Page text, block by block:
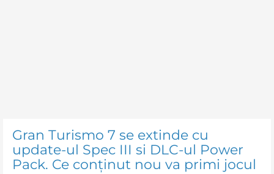
Gran Turismo 7 se extinde cu
update-ul Spec III si DLC-ul Power
Pack. Ce conținut nou va primi jocul